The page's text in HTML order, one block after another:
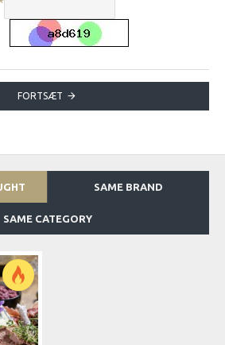
FORTSÆT
SAME BRAND
SAME CATEGORY